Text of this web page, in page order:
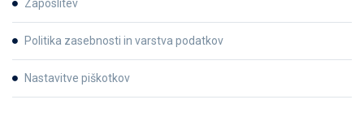
Zaposlitev
Politika zasebnosti in varstva podatkov
Nastavitve piškotkov